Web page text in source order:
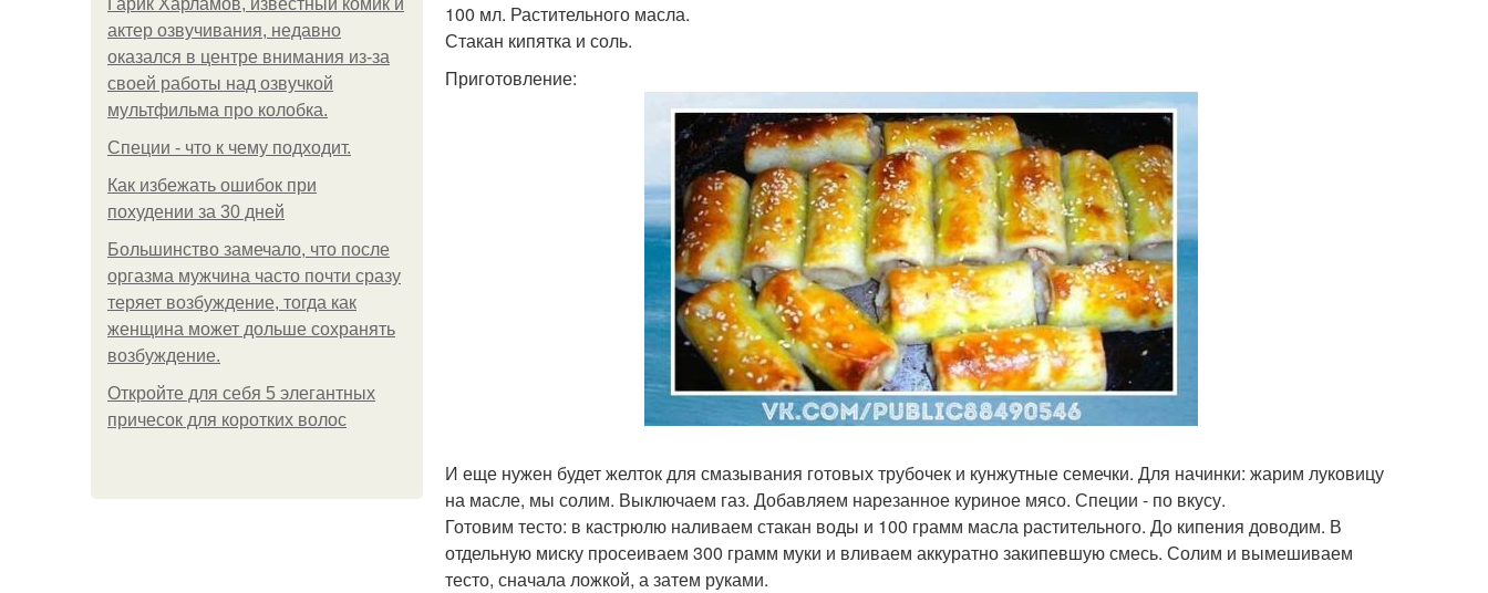
Гарик Харламов, известный комик и
актер озвучивания, недавно
оказался в центре внимания из-за
своей работы над озвучкой
мультфильма про колобка.
Специи - что к чему подходит.
Как избежать ошибок при
похудении за 30 дней
Большинство замечало, что после
оргазма мужчина часто почти сразу
теряет возбуждение, тогда как
женщина может дольше сохранять
возбуждение.
Откройте для себя 5 элегантных
причесок для коротких волос
100 мл. Растительного масла.
Стакан кипятка и соль.
Приготовление:
И еще нужен будет желток для смазывания готовых трубочек и кунжутные семечки. Для начинки: жарим луковицу
на масле, мы солим. Выключаем газ. Добавляем нарезанное куриное мясо. Специи - по вкусу.
Готовим тесто: в кастрюлю наливаем стакан воды и 100 грамм масла растительного. До кипения доводим. В
отдельную миску просеиваем 300 грамм муки и вливаем аккуратно закипевшую смесь. Солим и вымешиваем
тесто, сначала ложкой, а затем руками.